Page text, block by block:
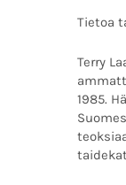
Tietoa
Terry
1985.